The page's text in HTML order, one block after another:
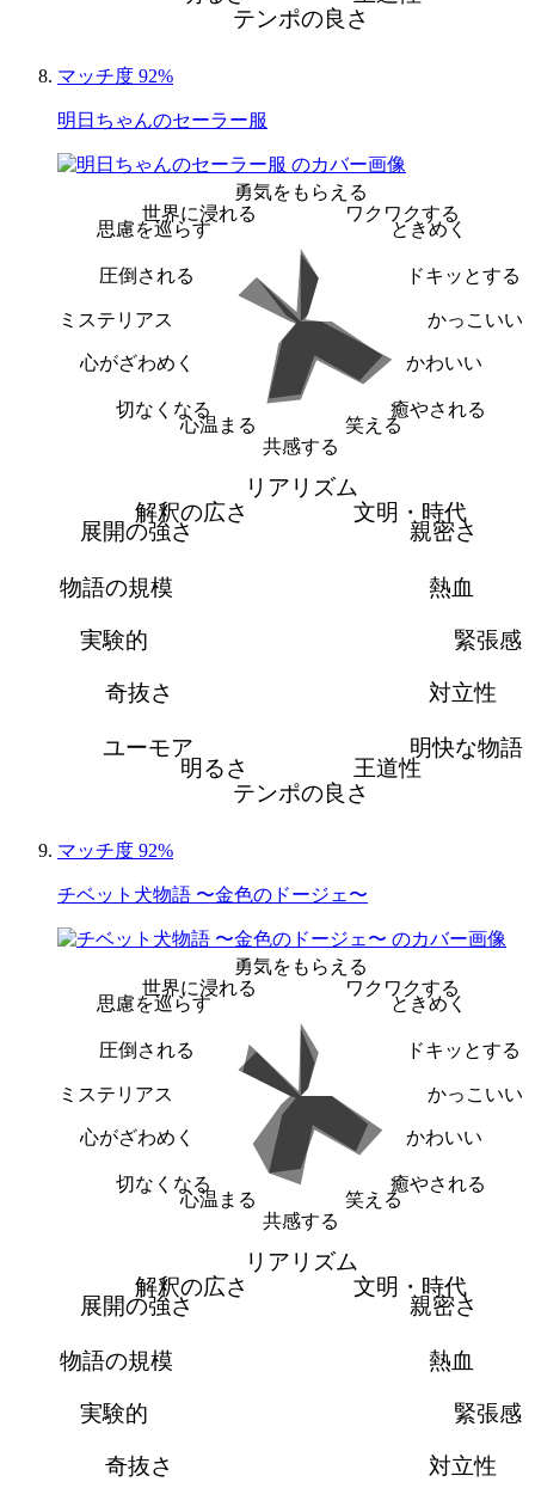
テンポの良さ
マッチ度 92%
明日ちゃんのセーラー服
勇気をもらえる
ワクワクする
ときめく
ドキッとする
かっこいい
かわいい
癒やされる
笑える
共感する
心温まる
切なくなる
心がざわめく
ミステリアス
圧倒される
思慮を巡らす
世界に浸れる
リアリズム
文明・時代
親密さ
熱血
緊張感
対立性
明快な物語
王道性
テンポの良さ
明るさ
ユーモア
奇抜さ
実験的
物語の規模
展開の強さ
解釈の広さ
マッチ度 92%
チベット犬物語 〜金色のドージェ〜
勇気をもらえる
ワクワクする
ときめく
ドキッとする
かっこいい
かわいい
癒やされる
笑える
共感する
心温まる
切なくなる
心がざわめく
ミステリアス
圧倒される
思慮を巡らす
世界に浸れる
リアリズム
文明・時代
親密さ
熱血
緊張感
対立性
奇抜さ
実験的
物語の規模
展開の強さ
解釈の広さ